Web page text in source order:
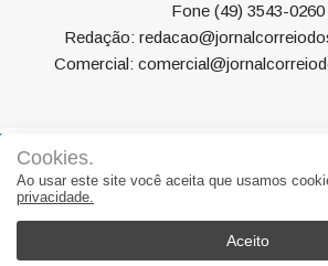
Fone (49) 3543-0260
Redação:
Comercial:
Geral Política Economia
Eventos
Cookies.
Ao usar este site você aceita que usamos
privacidade.
Aceito